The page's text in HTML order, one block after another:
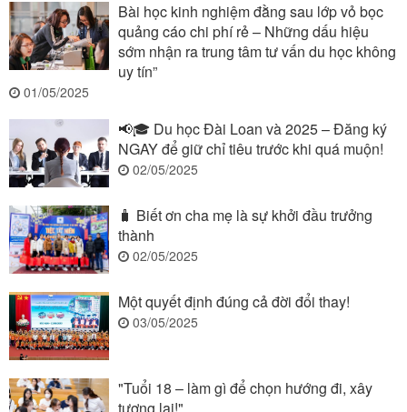
Bài học kinh nghiệm đằng sau lớp vỏ bọc
quảng cáo chi phí rẻ – Những dấu hiệu
sớm nhận ra trung tâm tư vấn du học không
uy tín”
01/05/2025
📢🎓 Du học Đài Loan và 2025 – Đăng ký
NGAY để giữ chỉ tiêu trước khi quá muộn!
02/05/2025
🧳 Biết ơn cha mẹ là sự khởi đầu trưởng
thành
02/05/2025
Một quyết định đúng cả đời đổi thay!
03/05/2025
"Tuổi 18 – làm gì để chọn hướng đi, xây